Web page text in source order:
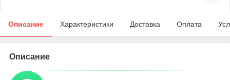
Описание Характеристики Доставка Оплата
Описание